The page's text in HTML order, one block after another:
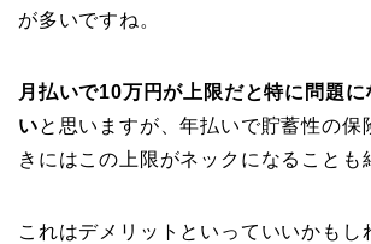
が多いですね。
月払いで10万円が上限だと特に問題
いと思いますが、年払いで貯蓄性の保
きにはこの上限がネックになることも
これはデメリットといっていいかもし